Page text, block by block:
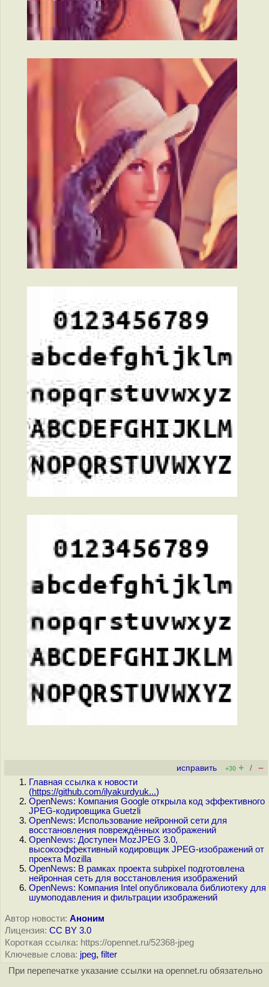
исправить +30 + / –
Главная ссылка к новости
(https://github.com/ilyakurdyuk...)
OpenNews: Компания Google открыла код эффективного
JPEG-кодировщика Guetzli
OpenNews: Использование нейронной сети для
восстановления повреждённых изображений
OpenNews: Доступен MozJPEG 3.0,
высокоэффективный кодировщик JPEG-изображений от
проекта Mozilla
OpenNews: В рамках проекта subpixel подготовлена
нейронная сеть для восстановления изображений
OpenNews: Компания Intel опубликовала библиотеку для
шумоподавления и фильтрации изображений
Автор новости: Аноним
Лицензия: CC BY 3.0
Короткая ссылка: https://opennet.ru/52368-jpeg
Ключевые слова: jpeg, filter
При перепечатке указание ссылки на opennet.ru обязательно